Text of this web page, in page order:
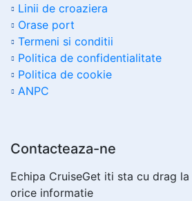
Linii de croaziera
Orase port
Termeni si conditii
Politica de confidentialitate
Politica de cookie
ANPC
Contacteaza-ne
Echipa CruiseGet iti sta cu drag
orice informatie